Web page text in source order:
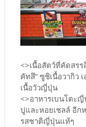
<>เนื้อสัตว์ที่คัดสร
คัทสึ” ซูชิเนื้อวากิว
เนื้อวัวญี่ปุ่น
<>อาหารเบนโตะ
ปูและหอยเชลล์ อีก
รสชาติญี่ปุ่นแท้ๆ